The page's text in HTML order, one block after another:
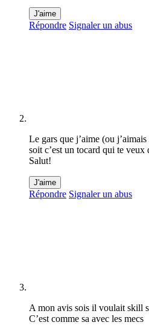
J'aime
Répondre Signaler un abus
Le gars que j’aime (ou
soit c’est un tocard qui te veux
Salut!
J'aime
Répondre Signaler un abus
A mon avis sois il voulait skill
C’est comme sa avec les mecs